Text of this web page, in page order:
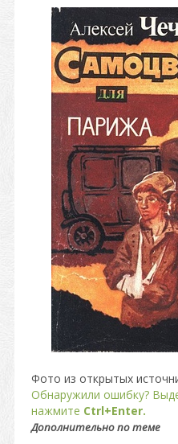
Фото из открытых
Обнаружили ошибку?
нажмите Ctrl+Enter.
Дополнительно по теме